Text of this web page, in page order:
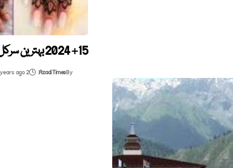
15+ 2024 بہترین سرکل مہندی ڈیزائن آئیڈیاز
By
Azadi Times
2 years ago